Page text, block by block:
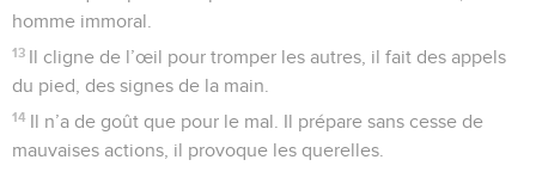
homme immoral.
13 Il cligne de l’œil pour tromper les autres, il fait des appels
du pied, des signes de la main.
14 Il n’a de goût que pour le mal. Il prépare sans cesse de
mauvaises actions, il provoque les querelles.